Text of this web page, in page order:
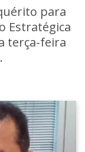
para
Estratégica
terça-feira